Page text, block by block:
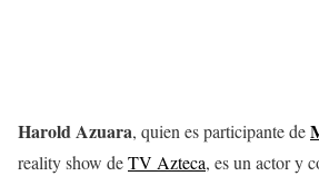
Harold Azuara, quien es participante de
reality show deTV Azteca, es un actor y